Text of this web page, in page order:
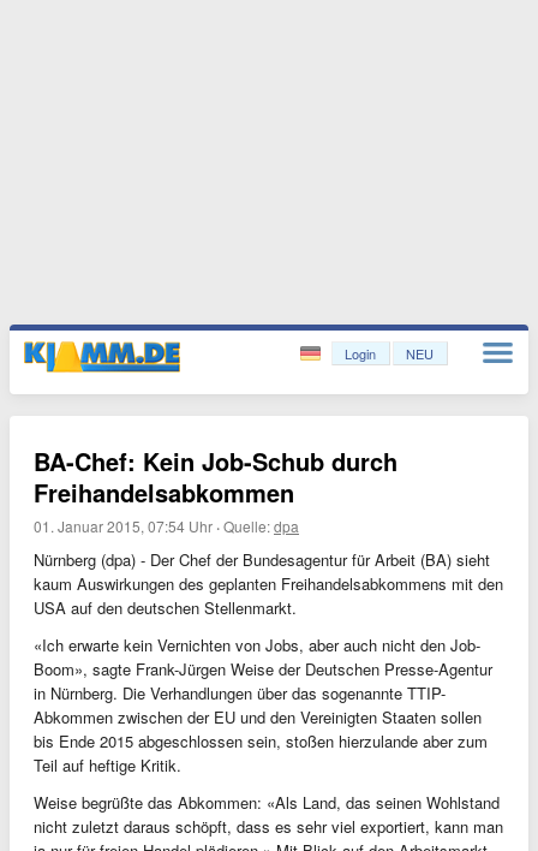
Login NEU
BA-Chef: Kein Job-Schub durch
Freihandelsabkommen
01. Januar 2015, 07:54 Uhr ·Quelle:dpa
Nürnberg (dpa) - Der Chef der Bundesagentur für Arbeit (BA) sieht
kaum Auswirkungen des geplanten Freihandelsabkommens mit den
USA auf den deutschen Stellenmarkt.
«Ich erwarte kein Vernichten von Jobs, aber auch nicht den Job-
Boom», sagte Frank-Jürgen Weise der Deutschen Presse-Agentur
in Nürnberg. Die Verhandlungen über das sogenannte TTIP-
Abkommen zwischen der EU und den Vereinigten Staaten sollen
bis Ende 2015 abgeschlossen sein, stoßen hierzulande aber zum
Teil auf heftige Kritik.
Weise begrüßte das Abkommen: «Als Land, das seinen Wohlstand
nicht zuletzt daraus schöpft, dass es sehr viel exportiert, kann man